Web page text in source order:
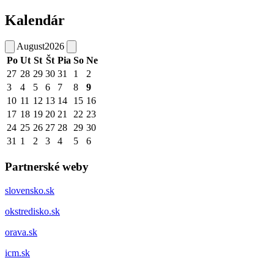
Kalendár
August2026
Po Ut St Št Pia So Ne
27 28 29 30 31 1
2
3
4 5 6 7 8
9
10 11 12 13 14 15 16
17 18 19 20 21 22 23
24 25 26 27 28 29 30
31 1 2 3 4 5 6
Partnerské weby
slovensko.sk
okstredisko.sk
orava.sk
icm.sk